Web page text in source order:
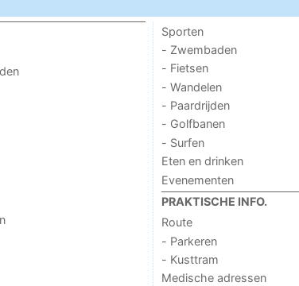
Sporten
- Zwembaden
- Fietsen
- Wandelen
- Paardrijden
- Golfbanen
- Surfen
Eten en drinken
Evenementen
PRAKTISCHE INFO.
Route
- Parkeren
- Kusttram
Medische adressen